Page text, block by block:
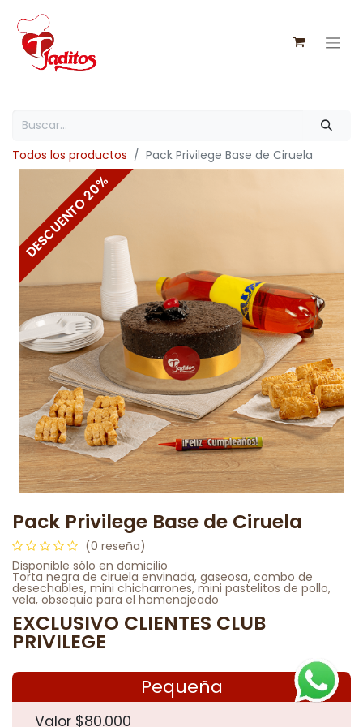
Todos los productos Pack Privilege Base de Ciruela
DESCUENTO 20%
Pack Privilege Base de Ciruela
(0 reseña)
Disponible sólo en domicilio
Torta negra de ciruela envinada, gaseosa, combo de
desechables, mini chicharrones, mini pastelitos de pollo,
vela, obsequio para el homenajeado
EXCLUSIVO CLIENTES CLUB
PRIVILEGE
Pequeña
​Valor $80.000